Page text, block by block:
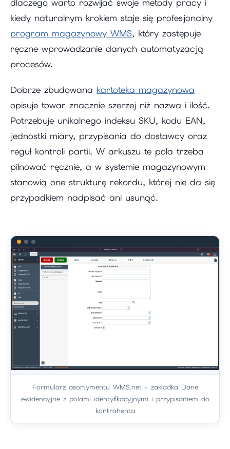
dlaczego warto rozwijać swoje metody pracy i
kiedy naturalnym krokiem staje się profesjonalny
program magazynowy WMS, który zastępuje
ręczne wprowadzanie danych automatyzacją
procesów.
Dobrze zbudowana kartoteka magazynowa
opisuje towar znacznie szerzej niż nazwa i ilość.
Potrzebuje unikalnego indeksu SKU, kodu EAN,
jednostki miary, przypisania do dostawcy oraz
reguł kontroli partii. W arkuszu te pola trzeba
pilnować ręcznie, a w systemie magazynowym
stanowią one strukturę rekordu, której nie da się
przypadkiem nadpisać ani usunąć.
Formularz asortymentu WMS.net - zakładka Dane
ewidencyjne z polami identyfikacyjnymi i przypisaniem do
kontrahenta